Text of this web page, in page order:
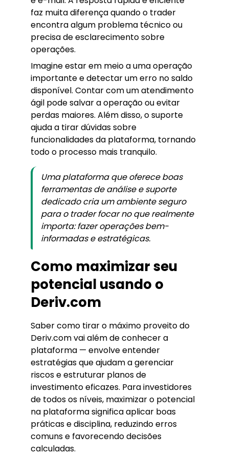
faz muita diferença quando o trader
encontra algum problema técnico ou
precisa de esclarecimento sobre
operações.
Imagine estar em meio a uma operação
importante e detectar um erro no saldo
disponível. Contar com um atendimento
ágil pode salvar a operação ou evitar
perdas maiores. Além disso, o suporte
ajuda a tirar dúvidas sobre
funcionalidades da plataforma, tornando
todo o processo mais tranquilo.
Uma plataforma que oferece boas
ferramentas de análise e suporte
dedicado cria um ambiente seguro
para o trader focar no que realmente
importa: fazer operações bem-
informadas e estratégicas.
Como maximizar seu
potencial usando o
Deriv.com
Saber como tirar o máximo proveito do
Deriv.com vai além de conhecer a
plataforma — envolve entender
estratégias que ajudam a gerenciar
riscos e estruturar planos de
investimento eficazes. Para investidores
de todos os níveis, maximizar o potencial
na plataforma significa aplicar boas
práticas e disciplina, reduzindo erros
comuns e favorecendo decisões
calculadas.